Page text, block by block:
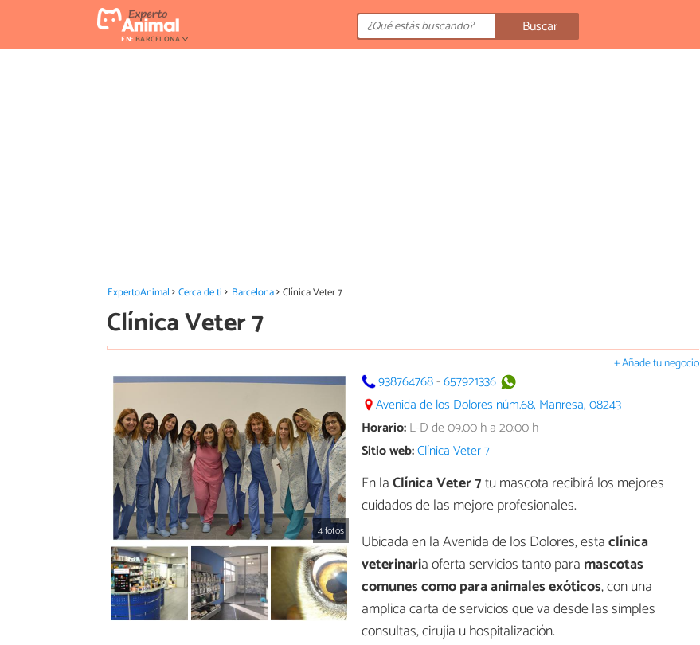
EN: BARCELONA
Buscar
ExpertoAnimal Cerca de ti Barcelona Clínica Veter 7
Clínica Veter 7
+ Añade tu negocio
4 fotos
938764768-657921336
Avenida de los Dolores núm.68, Manresa, 08243
Horario:L-D de 09.00 h a 20:00 h
Sitio web:Clínica Veter 7
En laClínica Veter 7tu mascota recibirá los mejores
cuidados de las mejore profesionales.
Ubicada en la Avenida de los Dolores, estaclínica
veterinaria oferta servicios tanto para mascotas
comunes como para animales exóticos, con una
amplica carta de servicios que va desde las simples
consultas, cirujía u hospitalización.